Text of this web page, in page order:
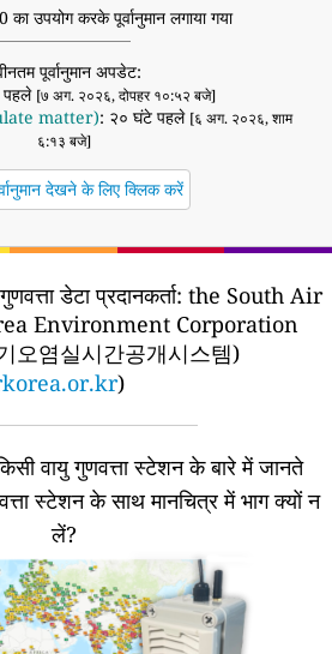
उपयोग करके पूर्वानुमान लगाया गया
पूर्वानुमान अपडेट:
[७ अग. २०२६, दोपहर १०:५२ बजे]
matter): २० घंटे पहले [६ अग. २०२६, शाम
६:१३ बजे]
देखने के लिए क्लिक करें
डेटा प्रदानकर्ता: the South Air
Environment Corporation
오염실시간공개시스템)
)
वायु गुणवत्ता स्टेशन के बारे में जानते
स्टेशन के साथ मानचित्र में भाग क्यों न
लें?